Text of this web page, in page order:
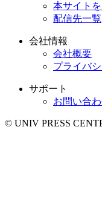
本サイト
配信先一覧
会社情報
会社概要
プライバ
サポート
お問い合
© UNIV PRESS